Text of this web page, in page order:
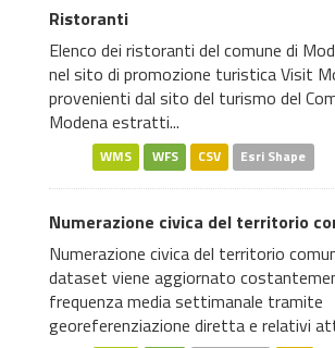
Ristoranti
Elenco dei ristoranti del comune di
nel sito di promozione turistica Visit
provenienti dal sito del turismo del
Modena estratti...
WMS WFS CSV Esri Shape
Numerazione civica del territorio
Numerazione civica del territorio
dataset viene aggiornato
frequenza media settimanale tramite
georeferenziazione diretta e relativi